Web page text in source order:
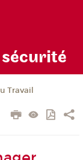
sécurité
Travail